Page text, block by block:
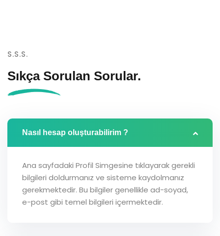
S.S.S.
Sıkça Sorulan Sorular.
Nasıl hesap oluşturabilirim ?
Ana sayfadaki Profil Simgesine tıklayarak gerekli
bilgileri doldurmanız ve sisteme kaydolmanız
gerekmektedir. Bu bilgiler genellikle ad-soyad,
e-post gibi temel bilgileri içermektedir.